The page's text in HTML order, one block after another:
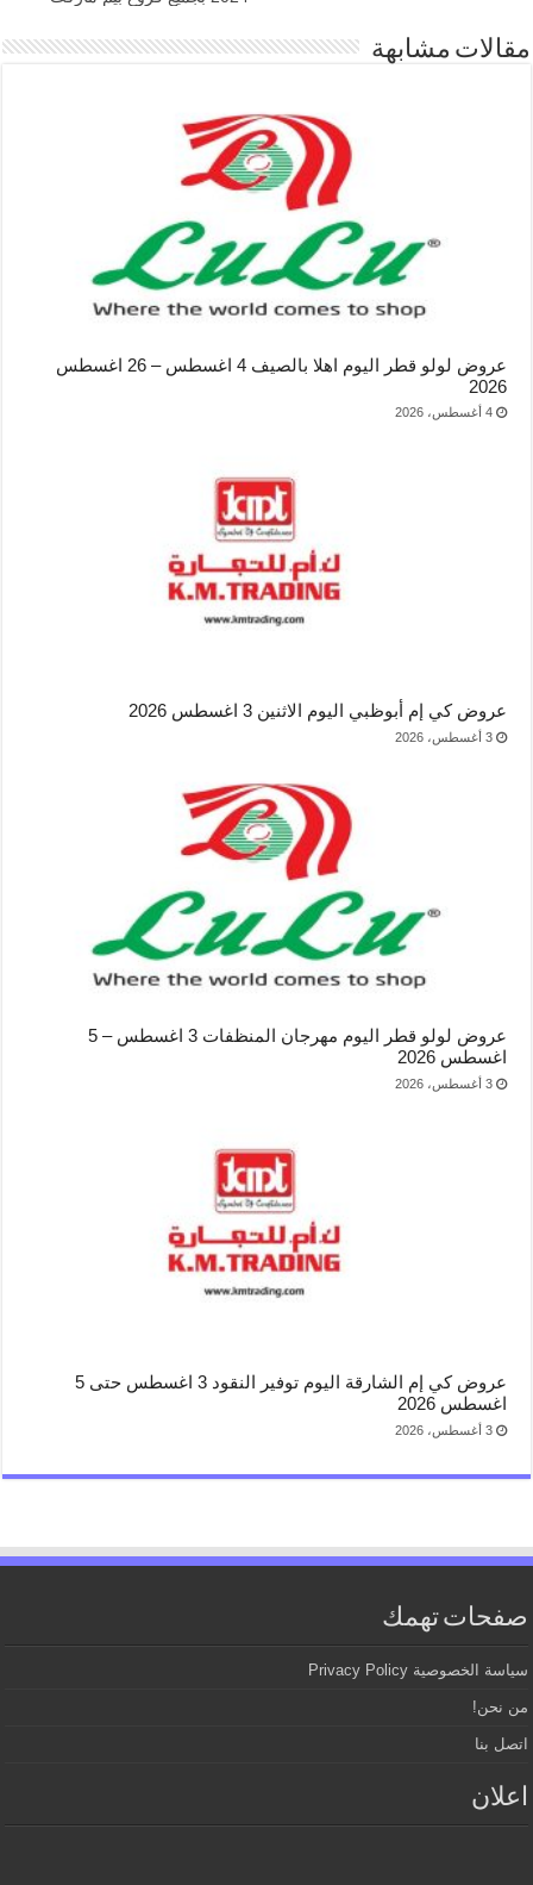
مقالات مشابهة
عروض لولو قطر اليوم اهلا بالصيف 4 اغسطس – 26 اغسطس
2026
4 أغسطس، 2026
عروض كي إم أبوظبي اليوم الاثنين 3 اغسطس 2026
3 أغسطس، 2026
عروض لولو قطر اليوم مهرجان المنظفات 3 اغسطس – 5
اغسطس 2026
3 أغسطس، 2026
عروض كي إم الشارقة اليوم توفير النقود 3 اغسطس حتى 5
اغسطس 2026
3 أغسطس، 2026
صفحات تهمك
سياسة الخصوصية Privacy Policy
من نحن!
اتصل بنا
اعلان